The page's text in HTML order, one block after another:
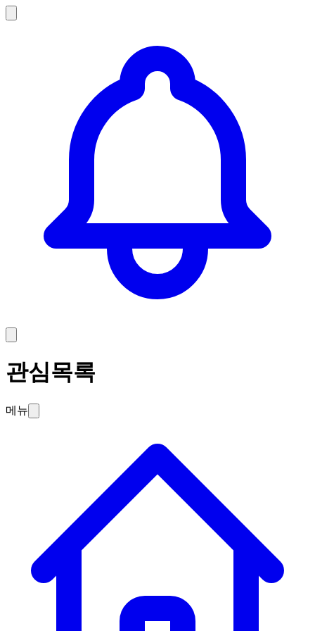
관심목록
메뉴